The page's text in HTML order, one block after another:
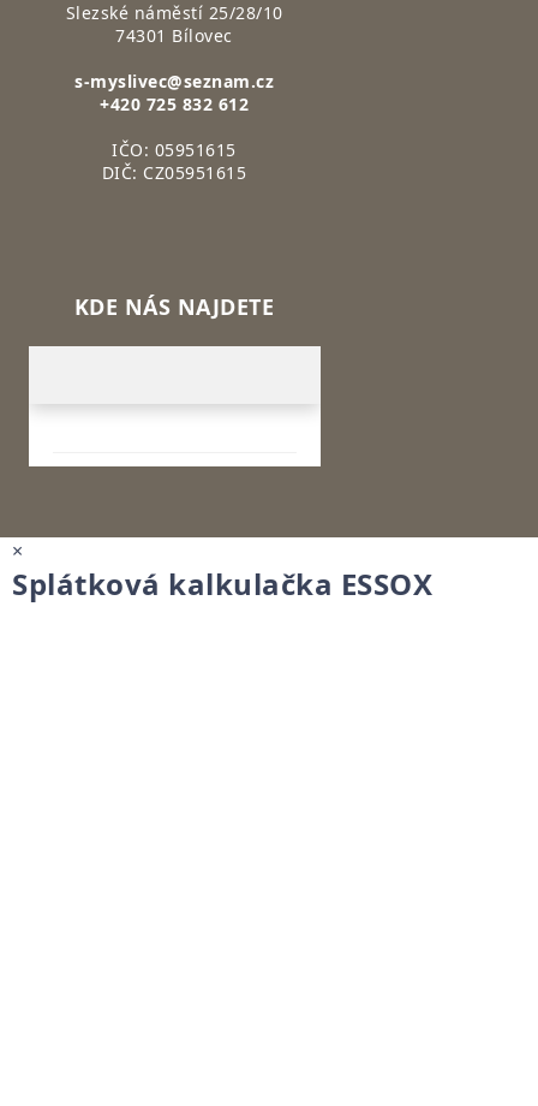
Slezské náměstí 25/28/10
74301 Bílovec
s-myslivec@seznam.cz
+420 725 832 612
IČO: 05951615
DIČ: CZ05951615
KDE NÁS NAJDETE
×
Splátková kalkulačka ESSOX